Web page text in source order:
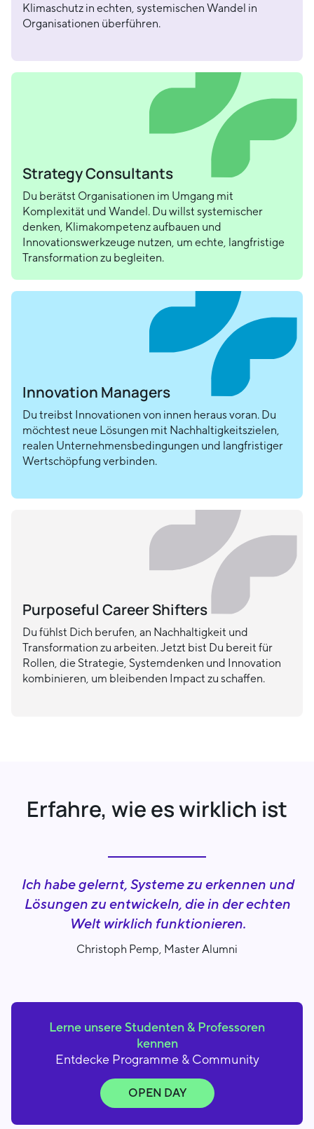
Klimaschutz in echten, systemischen Wandel in
Organisationen überführen.
Strategy Consultants
Du berätst Organisationen im Umgang mit
Komplexität und Wandel. Du willst systemischer
denken, Klimakompetenz aufbauen und
Innovationswerkzeuge nutzen, um echte, langfristige
Transformation zu begleiten.
Innovation Managers
Du treibst Innovationen von innen heraus voran. Du
möchtest neue Lösungen mit Nachhaltigkeitszielen,
realen Unternehmensbedingungen und langfristiger
Wertschöpfung verbinden.
Purposeful Career Shifters
Du fühlst Dich berufen, an Nachhaltigkeit und
Transformation zu arbeiten. Jetzt bist Du bereit für
Rollen, die Strategie, Systemdenken und Innovation
kombinieren, um bleibenden Impact zu schaffen.
Erfahre, wie es wirklich ist
Ich habe gelernt, Systeme zu erkennen und
Lösungen zu entwickeln, die in der echten
Welt wirklich funktionieren.
Christoph Pemp, Master Alumni
Lerne unsere Studenten & Professoren
kennen
Entdecke Programme & Community
OPEN DAY